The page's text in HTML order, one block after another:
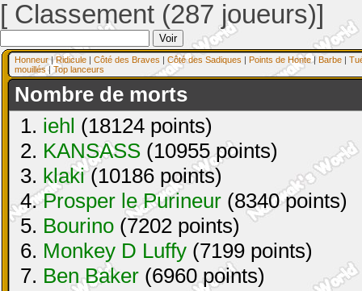
[ Classement (287 joueurs)]
Honneur|Ridicule | Côté des Braves | Côté des Sadiques | Points de Honte| Barbe |
mouillés| Top lanceurs
Nombre de morts
1. iehl (18124 points)
2. KANSASS (10955 points)
3. klaki(10186 points)
4.Prosper le Purineur (8340 points)
5. Bourino (7202 points)
6. Monkey D Luffy (7199 points)
7. Ben Baker (6960 points)